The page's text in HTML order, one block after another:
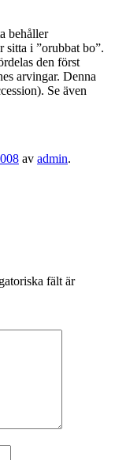
behåller
sitta i ”orubbat bo”.
den först
arvingar. Denna
Se även
av admin.
fält är